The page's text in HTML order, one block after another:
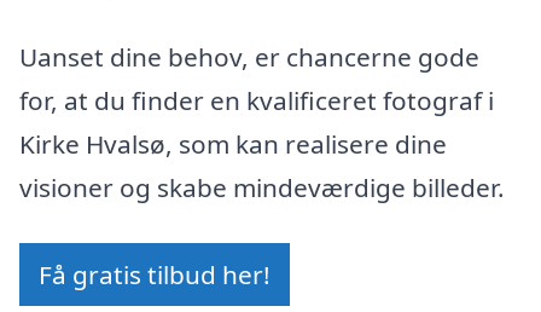
Uanset dine behov, er chancerne gode
for, at du finder en kvalificeret fotograf i
Kirke Hvalsø, som kan realisere dine
visioner og skabe mindeværdige billeder.
Få gratis tilbud her!